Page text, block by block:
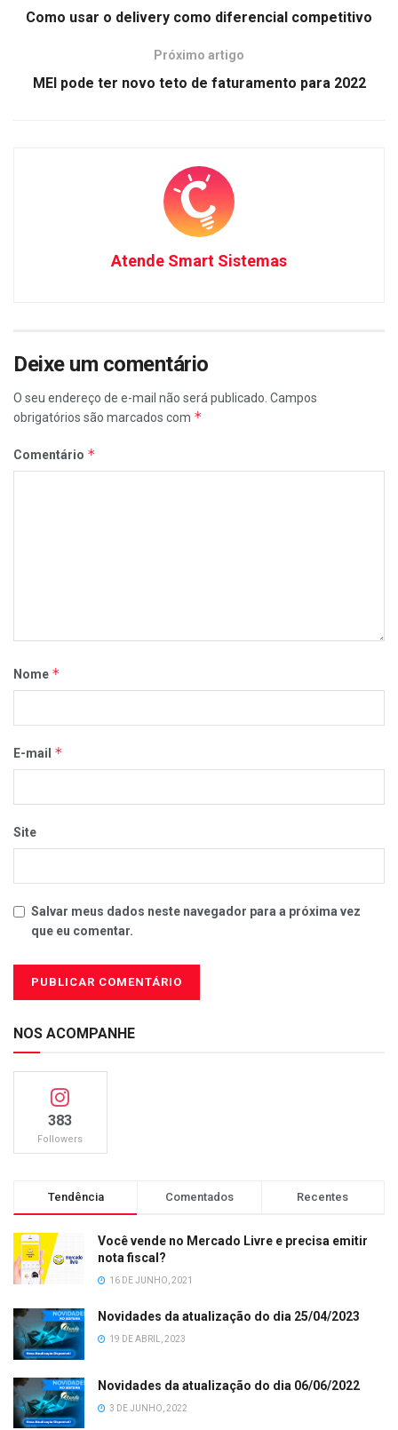
Como usar o delivery como diferencial competitivo
Próximo artigo
MEI pode ter novo teto de faturamento para 2022
Atende Smart Sistemas
Deixe um comentário
O seu endereço de e-mail não será publicado. Campos
obrigatórios são marcados com *
Comentário *
Nome *
E-mail *
Site
Salvar meus dados neste navegador para a próxima vez
que eu comentar.
NOS ACOMPANHE
383
Followers
Tendência Comentados Recentes
Você vende no Mercado Livre e precisa emitir
nota fiscal?
16 DE JUNHO, 2021
Novidades da atualização do dia 25/04/2023
19 DE ABRIL, 2023
Novidades da atualização do dia 06/06/2022
3 DE JUNHO, 2022